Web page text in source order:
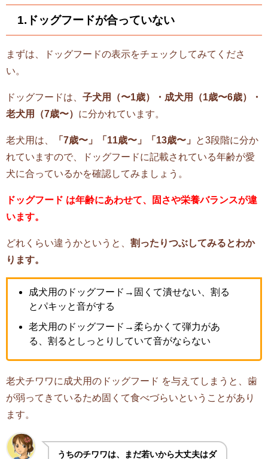
1.ドッグフードが合っていない
まずは、ドッグフードの表示をチェックしてみてくださ
い。
ドッグフードは、 子犬用（〜1歳）・成犬用（1歳〜6歳）・
老犬用（7歳〜） に分かれています。
老犬用は、 「7歳〜」「11歳〜」「13歳〜」
と3段階に分か
れていますので、ドッグフードに記載されている年齢が愛
犬に合っているかを確認してみましょう。
ドッグフード は年齢にあわせて、固さや栄養バランスが違
います。
どれくらい違うかというと、 割ったりつぶしてみるとわか
ります。
成犬用のドッグフード→固くて潰せない、割る
とパキッと音がする
老犬用のドッグフード→柔らかくて弾力があ
る、割るとしっとりしていて音がならない
老犬チワワに成犬用のドッグフード を与えてしまうと、歯
が弱ってきているため固くて食べづらいということがあり
ます。
うちのチワワは、まだ若いから大丈夫はダ